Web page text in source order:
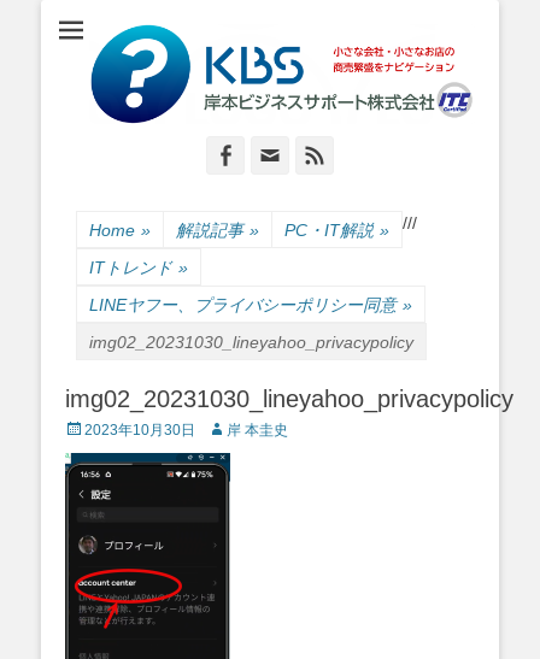
岸本ビジネスサポ
ート株式会社
小さな会社・小さなお店のIT経営をナビゲーション
Facebook
Email
Home » 解説記事 » /
PC・IT解説 » /
ITトレンド »
/
LINEヤフー、プライバシーポリシー同意 »
img02_20231030_lineyahoo_privacypolicy
img02_20231030_lineyahoo_privacypolicy
Posted
on
2023年10月30日 Author
岸 本圭史